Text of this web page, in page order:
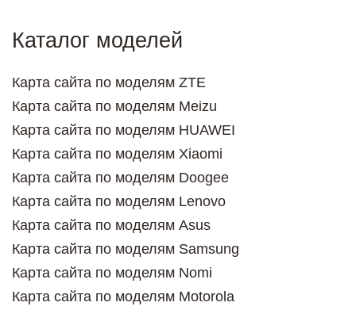
Каталог моделей
Карта сайта по моделям ZTE
Карта сайта по моделям Meizu
Карта сайта по моделям HUAWEI
Карта сайта по моделям Xiaomi
Карта сайта по моделям Doogee
Карта сайта по моделям Lenovo
Карта сайта по моделям Asus
Карта сайта по моделям Samsung
Карта сайта по моделям Nomi
Карта сайта по моделям Motorola